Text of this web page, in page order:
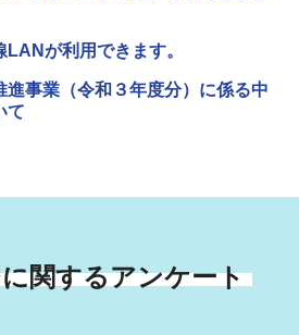
が利用できます。
進事業（令和３年度分）に係る中
て
関するアンケート